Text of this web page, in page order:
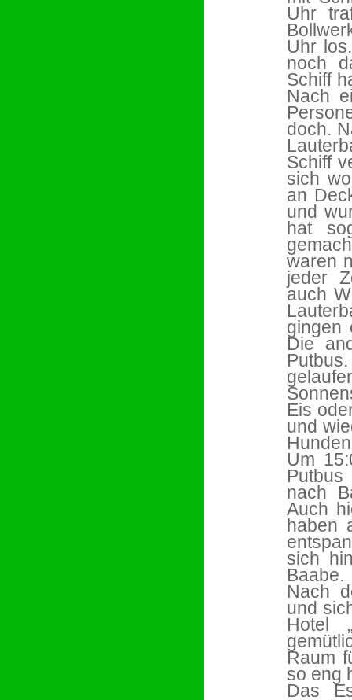
Uhr
Uhr
noch
Schiff
Nach
doch.
Schiff
sich
an
und
hat
waren
jeder
auch
gingen
Die
Eis
und
Um
nach
Auch
haben
sich
Baabe.
Nach
und
Hotel
Raum
so eng
Das